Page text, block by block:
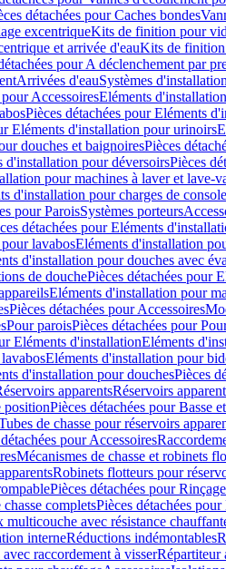
détachées pour Caches bondes
excentriqueKits de finition pour
et arrivée d'eauKits de finition
pour A déclenchement par
Arrivées d'eauSystèmes
AccessoiresEléments d'installation
Pièces détachées pour Eléments
Eléments d'installation pour urinoirs
douches et baignoiresPièces
d'installation pour déversoirsPièces
pour machines à laver et lave-
d'installation pour charges de console
pour ParoisSystèmes porteurs
détachées pour Eléments
lavabosEléments d'installation
d'installation pour douches avec
de douchePièces détachées pour
Eléments d'installation pour
Pièces détachées pour Accessoires
Pour paroisPièces détachées pour
Eléments d'installationEléments
Eléments d'installation pour
d'installation pour douchesPièces
apparentsRéservoirs
positionPièces détachées pour Basse
de chasse pour réservoirs
pour Accessoires
Mécanismes de chasse et robinets
Robinets flotteurs pour
Pièces détachées pour
completsPièces détachées
multicouche avec résistance
interneRéductions indémontables
raccordement à visserRépartiteur